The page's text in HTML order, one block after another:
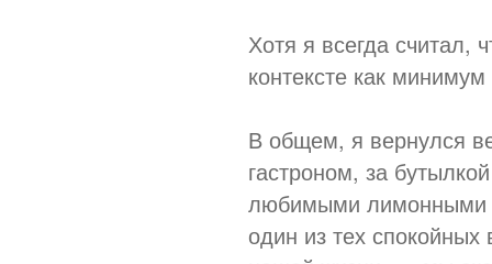
Хотя я всегда считал,
контексте как
В общем, я вернулся
гастроном, за
любимыми лимонными
один из тех